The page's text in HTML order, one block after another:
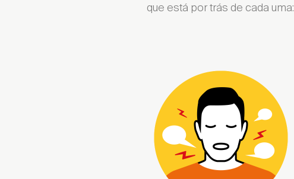
que está por trás de cada uma: